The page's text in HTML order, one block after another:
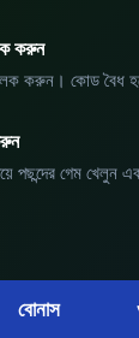
করুন
করুন। কোড বৈধ
পছন্দের গেম
বোনাস